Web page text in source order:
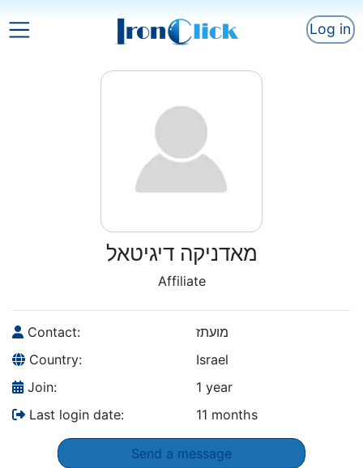
Log in
מאדניקה דיגיטאל
Affiliate
Contact:
מועתז
Country:
Israel
Join:
1 year
Last login date:
11 months
Send a message